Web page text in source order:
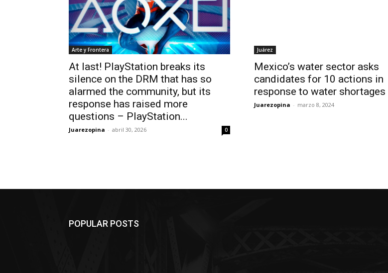
Arte y Frontera
At last! PlayStation breaks its
silence on the DRM that has so
alarmed the community, but its
response has raised more
questions – PlayStation...
Juarezopina - abril 30, 2026 0
Juárez
Mexico’s water sector asks
candidates for 10 actions in
response to water shortages
Juarezopina - marzo 8, 2024
POPULAR POSTS